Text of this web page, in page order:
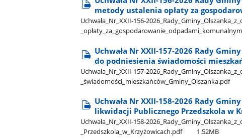
metody ustalenia opłaty za
Uchwała​_Nr​_XXII-156-
Uchwała Nr XXII-157-2026 Rady
do podniesienia świadomości
Uchwała​_Nr​_XXII-157-
_świadomości​_mieszkańców​_Gminy​_Olszanka.pdf
Uchwała Nr XXII-158-2026 Rady
likwidacji Publicznego Przedszkola w
Uchwała​_Nr​_XXII-158-
_Przedszkola​_w​_Krzyżowicach.pdf
1.52MB